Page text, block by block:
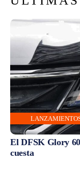
El DFSK Glory
cuesta